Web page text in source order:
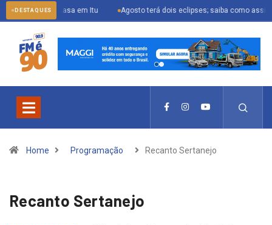
DESTAQUES
casa em Itu Agosto terá dois eclipses; saiba como assistir aos
Home Programação Recanto Sertanejo
Recanto Sertanejo